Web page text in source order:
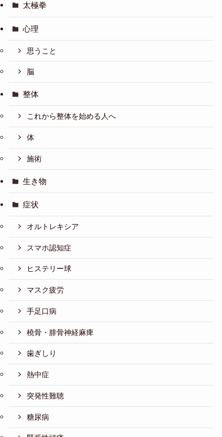
太極拳
心理
思うこと
脳
整体
これから整体を始める人へ
体
施術
生き物
症状
オルトレキシア
スマホ認知症
ヒステリー球
マスク疲労
手足口病
橈骨・腓骨神経麻痺
歯ぎしり
熱中症
突発性難聴
糖尿病